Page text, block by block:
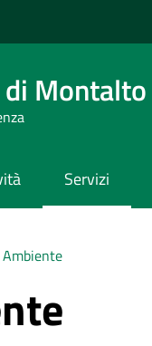
di
Servizi
Ambiente